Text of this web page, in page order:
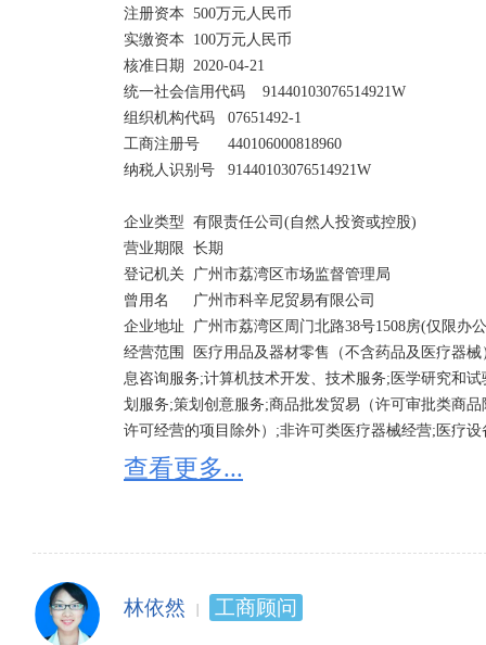
注册资本 	500万元人民币
实缴资本 	100万元人民币
核准日期 	2020-04-21
统一社会信用代码 	91440103076514921W
组织机构代码 	07651492-1
工商注册号 	440106000818960
纳税人识别号 	91440103076514921W
企业类型 	有限责任公司(自然人投资或控股)
营业期限 	长期
登记机关 	广州市荔湾区市场监督管理局
曾用名 	广州市科辛尼贸易有限公司
企业地址 	广州市荔湾区周门北路38号1508房(仅限办公用途)
经营范围 	医疗用品及器材零售（不含药品及医疗器械）;化妆品及卫生用品批发;信息技术咨询服务;商品信
息咨询服务;计算机技术开发、技术服务;医学研究和
划服务;策划创意服务;商品批发贸易（许可审批类商
许可经营的项目除外）;非许可类医疗器械经营;医疗
发;医疗诊断、监护及治疗设备批发;许可类医疗器械
查看更多...
林依然 工商顾问